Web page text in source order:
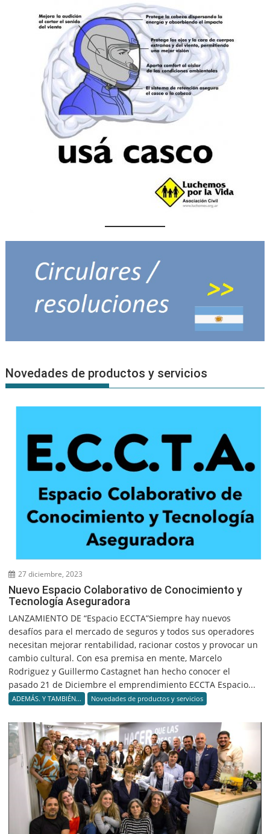
Novedades de productos y servicios
27 diciembre, 2023
Nuevo Espacio Colaborativo de Conocimiento y
Tecnología Aseguradora
LANZAMIENTO DE “Espacio ECCTA”Siempre hay nuevos
desafíos para el mercado de seguros y todos sus operadores
necesitan mejorar rentabilidad, racionar costos y provocar un
cambio cultural. Con esa premisa en mente, Marcelo
Rodriguez y Guillermo Castagnet han hecho conocer el
pasado 21 de Diciembre el emprendimiento ECCTA Espacio...
ADEMÁS. Y TAMBIÉN... Novedades de productos y servicios